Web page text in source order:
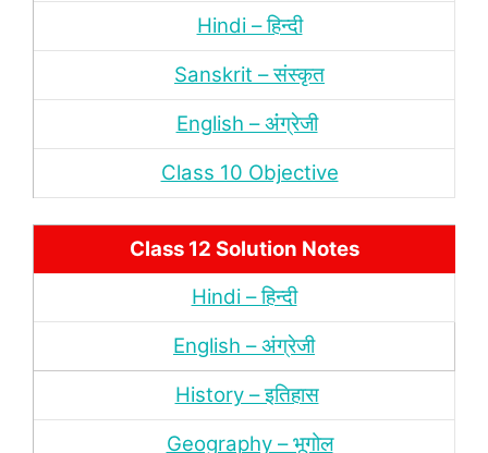
Hindi – हिन्‍दी
Sanskrit – संस्‍कृत
English – अंंग्रेजी
Class 10 Objective
Class 12 Solution Notes
Hindi – हिन्‍दी
English – अंग्रेजी
History – इतिहास
Geography – भूगोल